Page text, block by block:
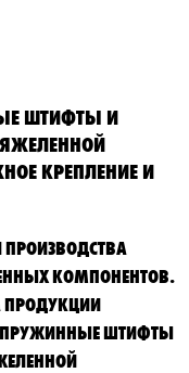
ШТИФТЫ И
КРЕПЛЕНИЕ И
ПРОИЗВОДСТВА
КОМПОНЕНТОВ.
ПРОДУКЦИИ
ШТИФТЫ